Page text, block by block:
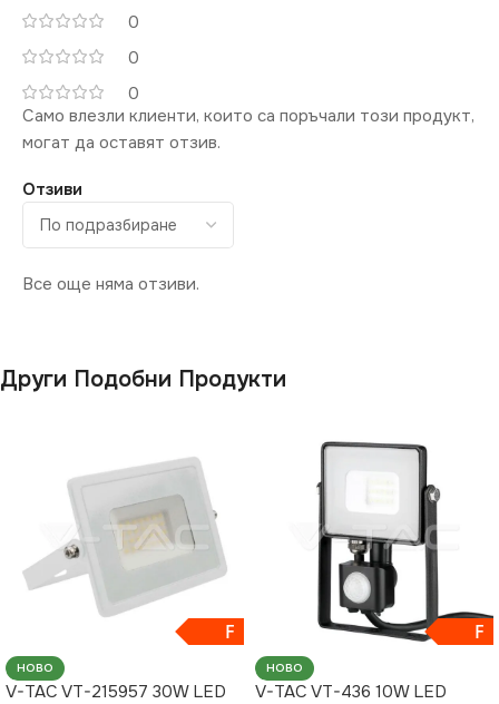
0
0
0
Отзиви
Все още няма отзиви.
Само влезли клиенти, които са поръчали този продукт,
могат да оставят отзив.
Други Подобни Продукти
F
НОВО
V-TAC VT-215957 30W LED
F
НОВО
V-TAC VT-436 10W LED